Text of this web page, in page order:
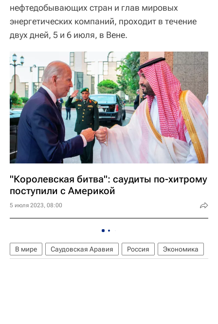
нефтедобывающих стран и глав мировых
энергетических компаний, проходит в течение
двух дней, 5 и 6 июля, в Вене.
"Королевская битва": саудиты по-хитрому
поступили с Америкой
5 июля 2023, 08:00
В мире Саудовская Аравия Россия Экономика